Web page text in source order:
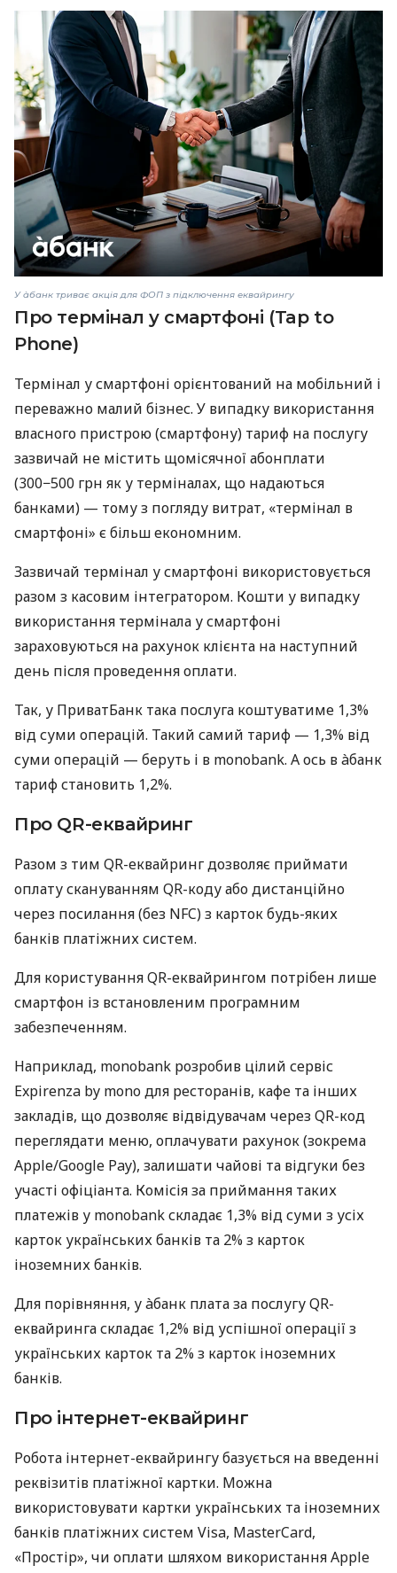
У àбанк триває акція для ФОП з підключення еквайрингу
Про термінал у смартфоні (Tap to
Phone)
Термінал у смартфоні орієнтований на мобільний і
переважно малий бізнес. У випадку використання
власного пристрою (смартфону) тариф на послугу
зазвичай не містить щомісячної абонплати
(300−500 грн як у терміналах, що надаються
банками) — тому з погляду витрат, «термінал в
смартфоні» є більш економним.
Зазвичай термінал у смартфоні використовується
разом з касовим інтегратором. Кошти у випадку
використання термінала у смартфоні
зараховуються на рахунок клієнта на наступний
день після проведення оплати.
Так, у ПриватБанк така послуга коштуватиме 1,3%
від суми операцій. Такий самий тариф — 1,3% від
суми операцій — беруть і в monobank. А ось в àбанк
тариф становить 1,2%.
Про QR-еквайринг
Разом з тим QR-еквайринг дозволяє приймати
оплату скануванням QR-коду або дистанційно
через посилання (без NFC) з карток будь-яких
банків платіжних систем.
Для користування QR-еквайрингом потрібен лише
смартфон із встановленим програмним
забезпеченням.
Наприклад, monobank розробив цілий сервіс
Expirenza by mono для ресторанів, кафе та інших
закладів, що дозволяє відвідувачам через QR-код
переглядати меню, оплачувати рахунок (зокрема
Apple/Google Pay), залишати чайові та відгуки без
участі офіціанта. Комісія за приймання таких
платежів у monobank складає 1,3% від суми з усіх
карток українських банків та 2% з карток
іноземних банків.
Для порівняння, у àбанк плата за послугу QR-
еквайринга складає 1,2% від успішної операції з
українських карток та 2% з карток іноземних
банків.
Про інтернет-еквайринг
Робота інтернет-еквайрингу базується на введенні
реквізитів платіжної картки. Можна
використовувати картки українських та іноземних
банків платіжних систем Visa, MasterCard,
«Простір», чи оплати шляхом використання Apple